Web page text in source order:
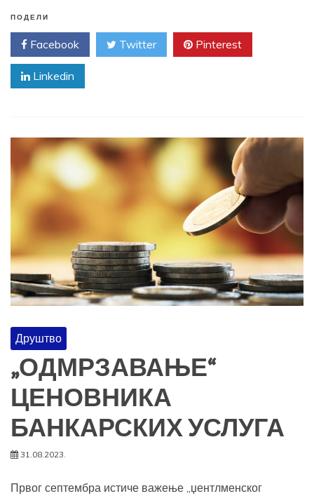
ПОДЕЛИ
Facebook Twitter Pinterest
Linkedin
Друштво
„ОДМРЗАВАЊЕ“
ЦЕНОВНИКА
БАНКАРСКИХ УСЛУГА
31.08.2023.
Првог септембра истиче важење „џентлменског